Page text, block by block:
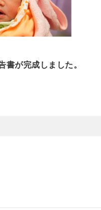
書が完成しました。